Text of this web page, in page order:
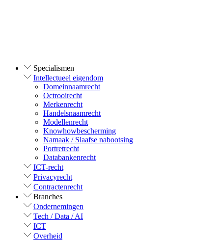
Specialismen
Intellectueel eigendom
Domeinnaamrecht
Octrooirecht
Merkenrecht
Handelsnaamrecht
Modellenrecht
Knowhowbescherming
Namaak / Slaafse nabootsing
Portretrecht
Databankenrecht
ICT-recht
Privacyrecht
Contractenrecht
Branches
Ondernemingen
Tech / Data / AI
ICT
Overheid